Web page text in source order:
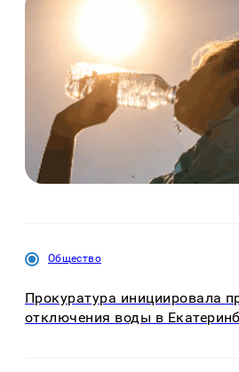
Общество
Прокуратура инициировала
отключения воды в